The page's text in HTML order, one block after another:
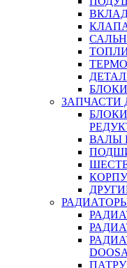
ЗАПЧАСТИ
ВАЛЫ